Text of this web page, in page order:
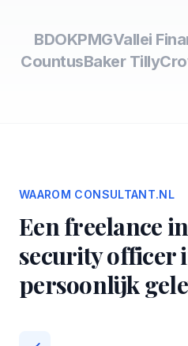
BDOKPMGVallei
CountusBaker Tilly
WAAROM CONSULTANT.NL
Een freelance
security officer
persoonlijk